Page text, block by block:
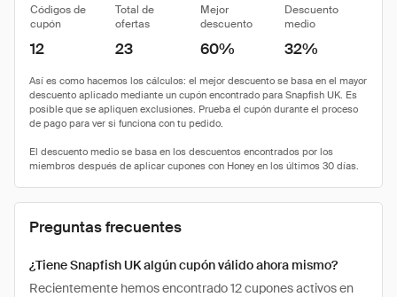
Códigos de
cupón
Total de
ofertas
Mejor
descuento
Descuento
medio
12 23 60% 32%
Preguntas frecuentes
¿Tiene Snapfish UK algún cupón válido ahora mismo?
Recientemente hemos encontrado 12 cupones activos en